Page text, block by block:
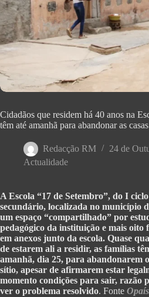
Cidadãos que residem há 40 anos na
têm até amanhã para abandonar as
Redacção RM
24 de
Actualidade
A Escola “17 de Setembro”, do I
secundário, localizada no município
um espaço “compartilhado” por
pedagógico da instituição e mais oito
em anexos junto da escola. Quase
de estarem ali a residir, as famílias
amanhã, dia 25, para abandonarem
sítio, apesar de afirmarem estar
momento condições para sair, razão
ver o problema resolvido. Fonte Opaís